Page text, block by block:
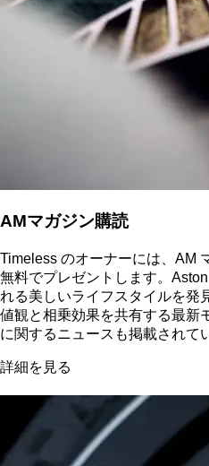
AMマガジン購読
Timeless のオーナーには、AM
無料でプレゼントします。
れる美しいライフスタイルを発
値観と相乗効果を共有する最新
に関するニュースも掲載されて
詳細を見る